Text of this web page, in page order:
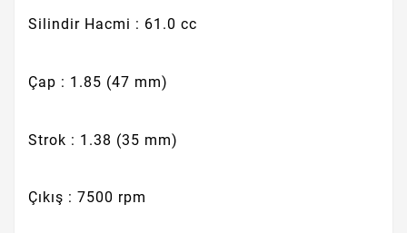
Silindir Hacmi : 61.0 cc
Çap : 1.85 (47 mm)
Strok : 1.38 (35 mm)
Çıkış : 7500 rpm